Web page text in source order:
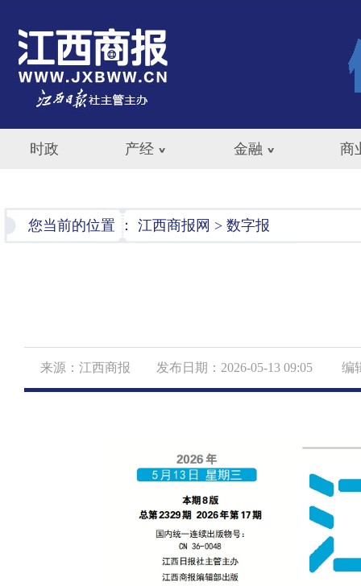
时政 产经 金融 商
您当前的位置 ： 江西商报网 > 数字报
来源：江西商报 发布日期：2026-05-13 09:05 编